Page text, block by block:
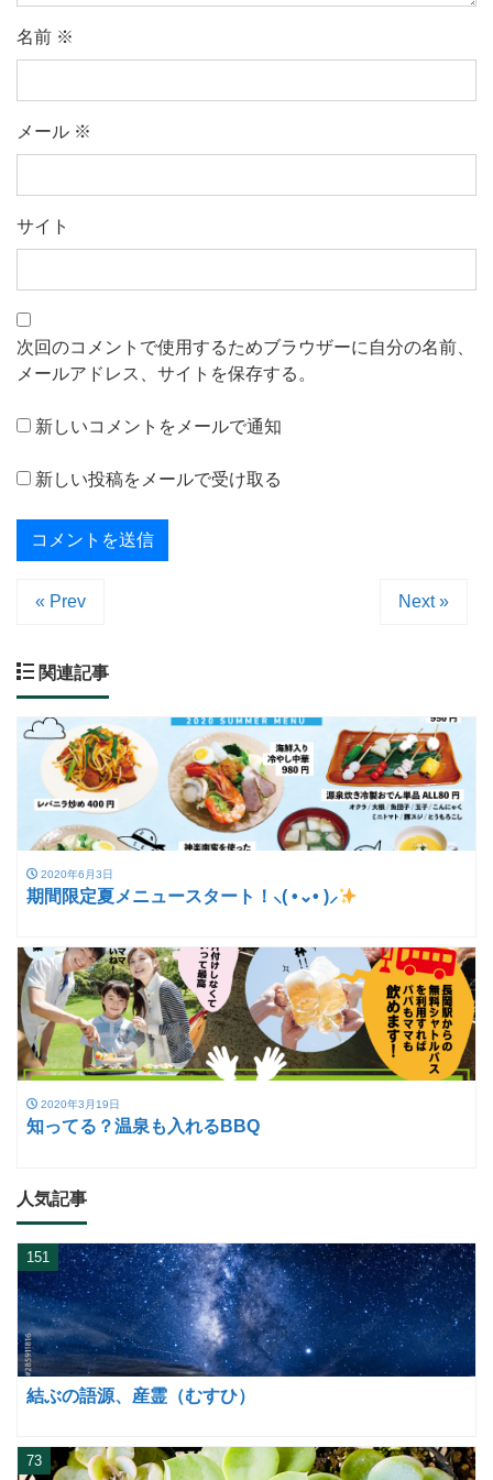
名前 ※
メール ※
サイト
次回のコメントで使用するためブラウザーに自分の名前、
メールアドレス、サイトを保存する。
新しいコメントをメールで通知
新しい投稿をメールで受け取る
« Prev Next »
関連記事
2020年6月3日
期間限定夏メニュースタート！⸜( •⌄• )⸝
2020年3月19日
知ってる？温泉も入れるBBQ
人気記事
結ぶの語源、産霊（むすひ）
151
73